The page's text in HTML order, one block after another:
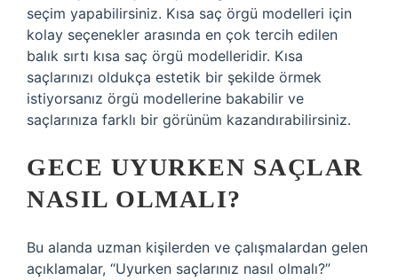
seçim yapabilirsiniz. Kısa saç örgü modelleri için
kolay seçenekler arasında en çok tercih edilen
balık sırtı kısa saç örgü modelleridir. Kısa
saçlarınızı oldukça estetik bir şekilde örmek
istiyorsanız örgü modellerine bakabilir ve
saçlarınıza farklı bir görünüm kazandırabilirsiniz.
GECE UYURKEN SAÇLAR
NASIL OLMALI?
Bu alanda uzman kişilerden ve çalışmalardan gelen
açıklamalar, “Uyurken saçlarınız nasıl olmalı?”